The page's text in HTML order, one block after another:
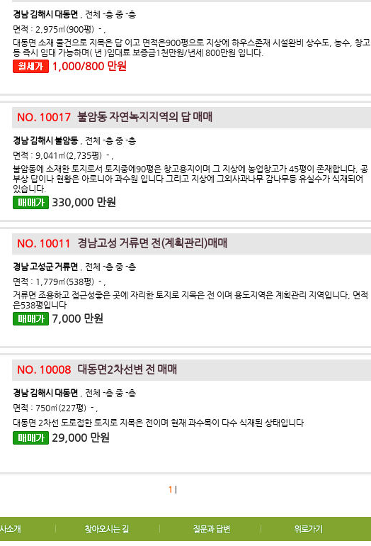
경남 김해시 대동면 , 전체 -층 중 -층
면적 : 2,975㎡(900평) - ,
대동면 소재 물건으로 지목은 답 이고 면적은900평으로 지상에 하우스존재 시설완비 상수도, 농수, 창고
등 즉시 임대 가능하며( 년 )임대료 보증금1천만원/년세 800만원 입니다.
1,000/800 만원
NO. 10017 불암동 자연녹지지역의 답 매매
경남 김해시 불암동, 전체 -층 중 -층
면적 : 9,041㎡(2,735평) - ,
불암동에 소재한 토지로서 토지중에90평은 창고용지이며 그 지상에 농업창고가 45평이 존재합니다, 공
부상 답이나 현황은 아로니아 과수원 입니다 그리고 지상에 그외사과나무 감나무등 유실수가 식재되어
있습니다.
330,000 만원
NO. 10011 경남고성 거류면 전(계획관리)매매
경남 고성군 거류면 , 전체 -층 중 -층
면적 : 1,779㎡(538평) - ,
거류면 조용하고 접근성좋은 곳에 자리한 토지로 지목은 전 이며 용도지역은 계획관리 지역입니다, 면적
은538평입니다
7,000 만원
NO. 10008 대동면2차선변 전 매매
경남 김해시 대동면 , 전체 -층 중 -층
면적 : 750㎡(227평) - ,
대동면 2차선 도로접한 토지로 지목은 전이며 현재 과수목이 다수 식재된 상태입니다
29,000 만원
1